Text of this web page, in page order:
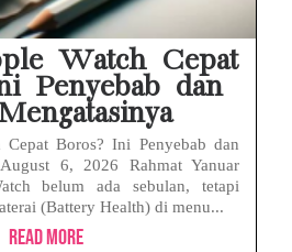
Watch Cepat
Penyebab dan
Cepat Boros? Ini Penyebab dan
6, 2026 Rahmat Yanuar
belum ada sebulan, tetapi
(Battery Health) di menu...
Read More